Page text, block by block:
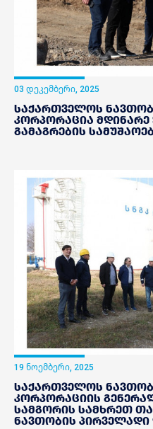
03 დეკემბერი, 2025
საქართველოს
კორპორაცია მდინარე
გამაგრების
19 ნოემბერი, 2025
საქართველოს
კორპორაციის
სამგორის სამხრეთ
ნავთობის პირველადი